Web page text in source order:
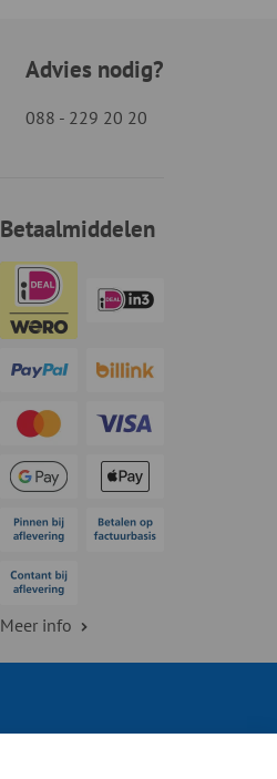
Advies nodig?
088 - 229 20 20
Betaalmiddelen
Meer info